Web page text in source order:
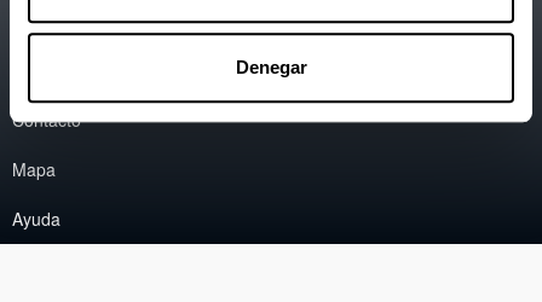
Denegar
Accesibilidad
Contacto
Mapa
Ayuda
EHU